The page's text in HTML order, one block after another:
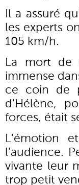
Il a assuré
les experts
105 km/h.
La mort de
immense
ce coin de
d'Hélène,
forces, était
L'émotion
l'audience.
vivante leur
trop petit